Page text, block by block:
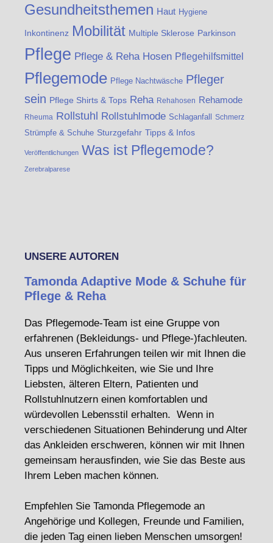
Gesundheitsthemen Haut Hygiene
Inkontinenz Mobilität Multiple Sklerose Parkinson
Pflege Pflege & Reha Hosen Pflegehilfsmittel
Pflegemode Pflege Nachtwäsche Pfleger
sein Pflege Shirts & Tops Reha Rehahosen Rehamode
Rheuma Rollstuhl Rollstuhlmode Schlaganfall Schmerz
Strümpfe & Schuhe Sturzgefahr Tipps & Infos
Veröffentlichungen Was ist Pflegemode?
Zerebralparese
UNSERE AUTOREN
Tamonda Adaptive Mode & Schuhe für
Pflege & Reha
Das Pflegemode-Team ist eine Gruppe von
erfahrenen (Bekleidungs- und Pflege-)fachleuten.
Aus unseren Erfahrungen teilen wir mit Ihnen die
Tipps und Möglichkeiten, wie Sie und Ihre
Liebsten, älteren Eltern, Patienten und
Rollstuhlnutzern einen komfortablen und
würdevollen Lebensstil erhalten. Wenn in
verschiedenen Situationen Behinderung und Alter
das Ankleiden erschweren, können wir mit Ihnen
gemeinsam herausfinden, wie Sie das Beste aus
Ihrem Leben machen können.
Empfehlen Sie Tamonda Pflegemode an
Angehörige und Kollegen, Freunde und Familien,
die jeden Tag einen lieben Menschen umsorgen!